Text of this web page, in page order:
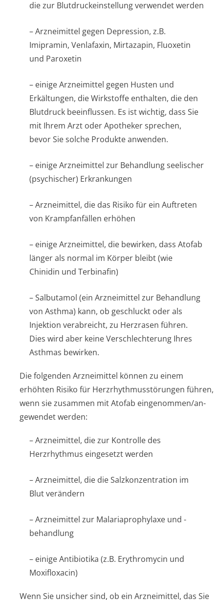
die zur Blutdruckeinste­llung verwendet werden
– Arzneimittel gegen Depression, z.B.
Imipramin, Venlafaxin, Mirtazapin, Fluoxetin
und Paroxetin
– einige Arzneimittel gegen Husten und
Erkältungen, die Wirkstoffe enthalten, die den
Blutdruck beeinflussen. Es ist wichtig, dass Sie
mit Ihrem Arzt oder Apotheker sprechen,
bevor Sie solche Produkte anwenden.
– einige Arzneimittel zur Behandlung seelischer
(psychischer) Erkrankungen
– Arzneimittel, die das Risiko für ein Auftreten
von Krampfanfällen erhöhen
– einige Arzneimittel, die bewirken, dass Atofab
länger als normal im Körper bleibt (wie
Chinidin und Terbinafin)
– Salbutamol (ein Arzneimittel zur Behandlung
von Asthma) kann, ob geschluckt oder als
Injektion verabreicht, zu Herzrasen führen.
Dies wird aber keine Verschlechterung Ihres
Asthmas bewirken.
Die folgenden Arzneimittel können zu einem
erhöhten Risiko für Herzrhythmusstörun­gen führen,
wenn sie zusammen mit Atofab eingenommen/an­
gewendet werden:
– Arzneimittel, die zur Kontrolle des
Herzrhythmus eingesetzt werden
– Arzneimittel, die die Salzkonzentration im
Blut verändern
– Arzneimittel zur Malariaprophylaxe und -
behandlung
– einige Antibiotika (z.B. Erythromycin und
Moxifloxacin)
Wenn Sie unsicher sind, ob ein Arzneimittel, das Sie